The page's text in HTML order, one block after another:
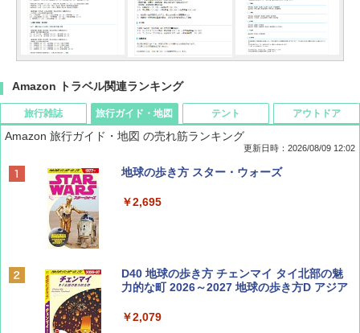
Amazon トラベル関連ランキング
旅行雑誌
BE-PAL(ビ-パル) 2026年 9 月号【特別付録:
ディズニーファン ２０２６年 ９月号 [雑
誌] (ＤＩＳＮＥＹ ＦＡＮ)
￥713
旅行ガイド・地図
Amazon 旅行ガイド・地図 の売れ筋ランキング
更新日時：2026/08/09 12:02
地球の歩き方 スター・ウォーズ
￥2,695
D40 地球の歩き方 チェンマイ タイ北部の魅
力的な町 2026～2027 地球の歩き方D アジア
￥2,079
テント アウトドア